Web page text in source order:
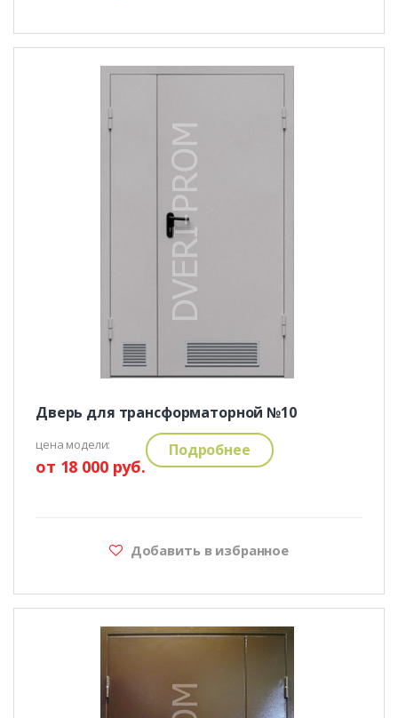
Дверь для трансформаторной №10
цена модели:
от 18 000 руб.
Подробнее
Добавить в избранное